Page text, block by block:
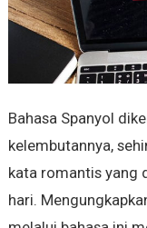
Bahasa Spanyol
kelembutannya,
kata romantis yang
hari.